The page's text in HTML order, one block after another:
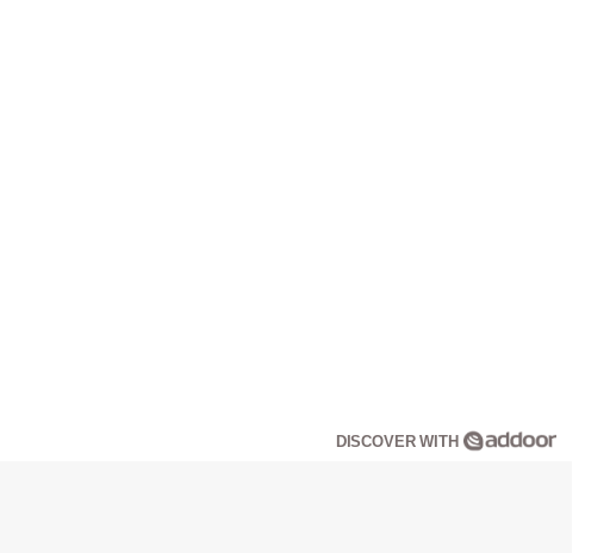
DISCOVER WITH